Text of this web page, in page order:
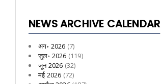
NEWS ARCHIVE CALENDAR
अग॰ 2026 (7)
जुल॰ 2026 (119)
जून 2026 (32)
मई 2026 (72)